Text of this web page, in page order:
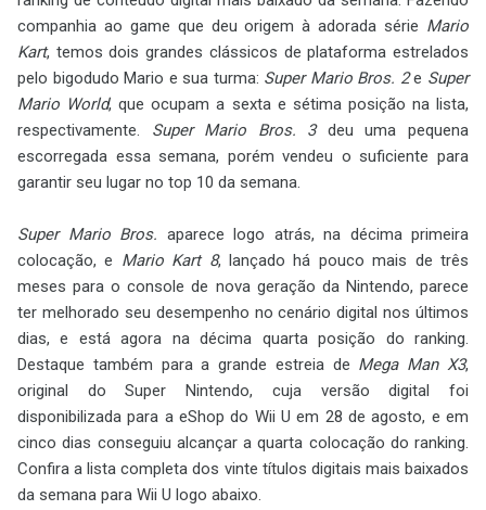
companhia ao game que deu origem à adorada série Mario
Kart, temos dois grandes clássicos de plataforma estrelados
pelo bigodudo Mario e sua turma: Super Mario Bros. 2e Super
Mario World, que ocupam a sexta e sétima posição na lista,
respectivamente. Super Mario Bros. 3deu uma pequena
escorregada essa semana, porém vendeu o suficiente para
garantir seu lugar no top 10 da semana.
Super Mario Bros. aparece logo atrás, na décima primeira
colocação, e Mario Kart 8, lançado há pouco mais de três
meses para o console de nova geração da Nintendo, parece
ter melhorado seu desempenho no cenário digital nos últimos
dias, e está agora na décima quarta posição do ranking.
Destaque também para a grande estreia de Mega Man X3,
original do Super Nintendo, cuja versão digital foi
disponibilizada para a eShop do Wii U em 28 de agosto, e em
cinco dias conseguiu alcançar a quarta colocação do ranking.
Confira a lista completa dos vinte títulos digitais mais baixados
da semana para Wii U logo abaixo.